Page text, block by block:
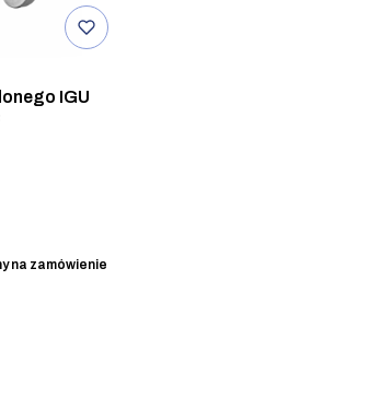
IGU
na zamówienie